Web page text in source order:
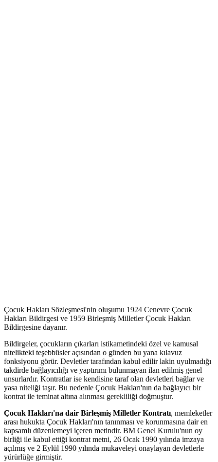
Çocuk Hakları Sözleşmesi'nin oluşumu 1924 Cenevre Çocuk
Hakları Bildirgesi ve 1959 Birleşmiş Milletler Çocuk Hakları
Bildirgesine dayanır.
Bildirgeler, çocukların çıkarları istikametindeki özel ve kamusal
nitelikteki teşebbüsler açısından o günden bu yana kılavuz
fonksiyonu görür. Devletler tarafından kabul edilir lakin uyulmadığı
takdirde bağlayıcılığı ve yaptırımı bulunmayan ilan edilmiş genel
unsurlardır. Kontratlar ise kendisine taraf olan devletleri bağlar ve
yasa niteliği taşır. Bu nedenle Çocuk Hakları'nın da bağlayıcı bir
kontrat ile teminat altına alınması gerekliliği doğmuştur.
Çocuk Hakları'na dair Birleşmiş Milletler Kontratı, memleketler
arası hukukta Çocuk Hakları'nın tanınması ve korunmasına dair en
kapsamlı düzenlemeyi içeren metindir. BM Genel Kurulu'nun oy
birliği ile kabul ettiği kontrat metni, 26 Ocak 1990 yılında imzaya
açılmış ve 2 Eylül 1990 yılında mukaveleyi onaylayan devletlerle
yürürlüğe girmiştir.